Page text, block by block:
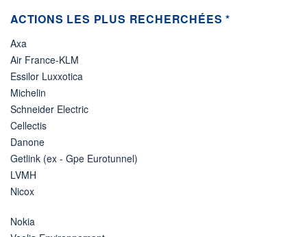
ACTIONS LES PLUS RECHERCHÉES *
Axa
Air France-KLM
Essilor Luxxotica
Michelin
Schneider Electric
Cellectis
Danone
Getlink (ex - Gpe Eurotunnel)
LVMH
Nicox
Nokia